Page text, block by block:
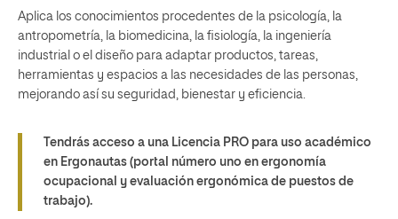
Aplica los conocimientos procedentes de la psicología, la
antropometría, la biomedicina, la fisiología, la ingeniería
industrial o el diseño para adaptar productos, tareas,
herramientas y espacios a las necesidades de las personas,
mejorando así su seguridad, bienestar y eficiencia.
Tendrás acceso a una Licencia PRO para uso académico
en Ergonautas (portal número uno en ergonomía
ocupacional y evaluación ergonómica de puestos de
trabajo).